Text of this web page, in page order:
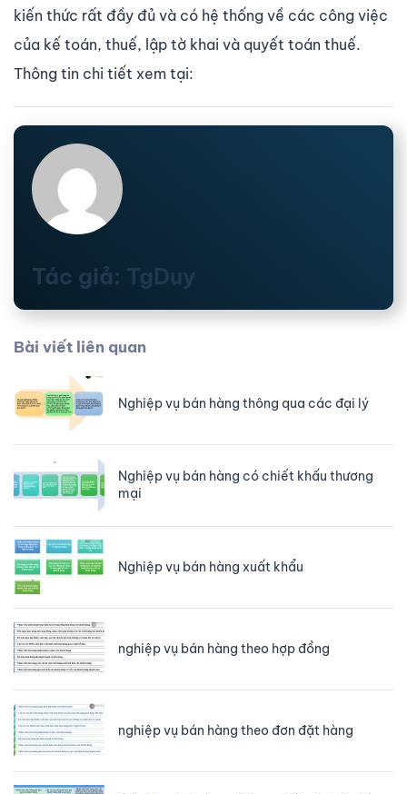
kiến thức rất đầy đủ và có hệ thống về các công việc
của kế toán, thuế, lập tờ khai và quyết toán thuế.
Thông tin chi tiết xem tại:
Tác giả: TgDuy
Bài viết liên quan
Nghiệp vụ bán hàng thông qua các đại lý
Nghiệp vụ bán hàng có chiết khấu thương
mại
Nghiệp vụ bán hàng xuất khẩu
nghiệp vụ bán hàng theo hợp đồng
nghiệp vụ bán hàng theo đơn đặt hàng